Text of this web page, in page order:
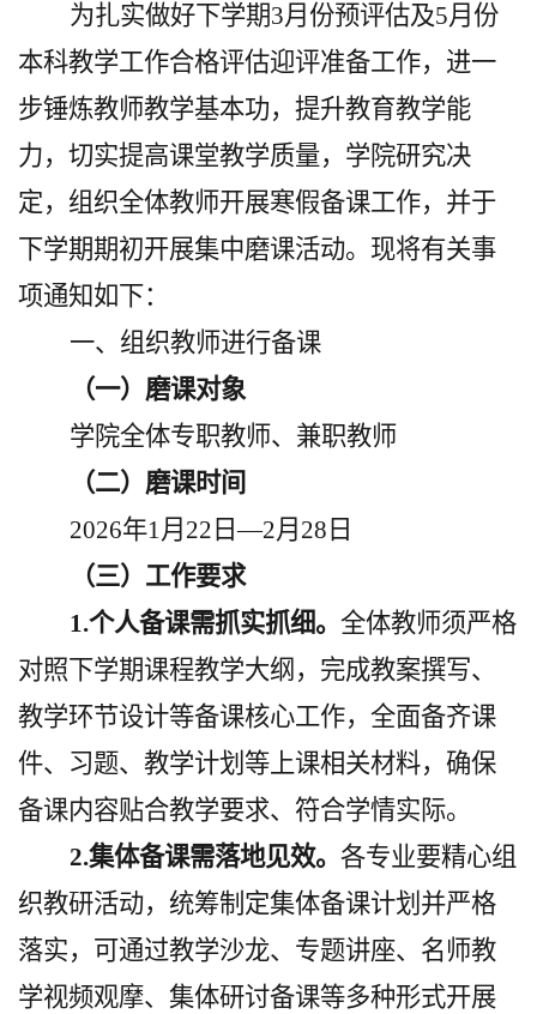
为扎实做好下学期3月份预评估及5月份
本科教学工作合格评估迎评准备工作，进一
步锤炼教师教学基本功，提升教育教学能
力，切实提高课堂教学质量，学院研究决
定，组织全体教师开展寒假备课工作，并于
下学期期初开展集中磨课活动。现将有关事
项通知如下：
一、组织教师进行备课
（一）磨课对象
学院全体专职教师、 兼职教师
（二） 磨课时间
2026年1月22日—2月28日
（三）工作要求
1.个人备课需抓实抓细。 全体教师须严格
对照下学期课程教学大纲，完成教案撰写、
教学环节设计等备课核心工作，全面备齐课
件、习题、教学计划等上课相关材料，确保
备课内容贴合教学要求、符合学情实际。
2.集体备课需落地见效。 各专业要精心组
织教研活动，统筹制定集体备课计划并严格
落实，可通过教学沙龙、专题讲座、名师教
学视频观摩、集体研讨备课等多种形式开展